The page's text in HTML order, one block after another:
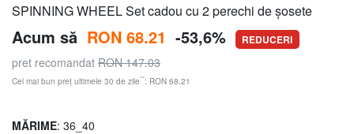
SPINNING WHEEL Set cadou cu 2 perechi de șosete
Acum să RON 68.21 -53,6% REDUCERI
pret recomandat RON 147.03
Cel mai bun preț ultimele 30 de zile**: RON 68.21
MĂRIME: 36_40